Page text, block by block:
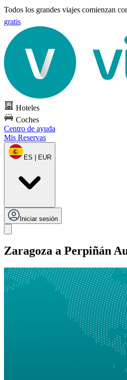
Todos los grandes viajes comienzan
gratis
Hoteles
Coches
Centro de ayuda
Mis Reservas
ES | EUR
Iniciar sesión
Zaragoza a Perpiñán